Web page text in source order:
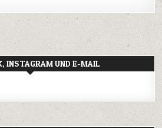
INSTAGRAM UND E-MAIL